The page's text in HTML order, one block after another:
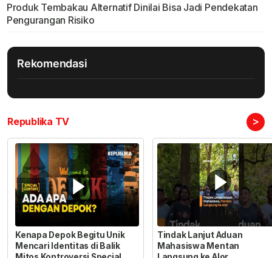
Produk Tembakau Alternatif Dinilai Bisa Jadi Pendekatan
Pengurangan Risiko
Rekomendasi
Republika TV >
Kenapa Depok Begitu Unik
Mencari Identitas di Balik
Tindak Lanjut Aduan
Mahasiswa Mentan